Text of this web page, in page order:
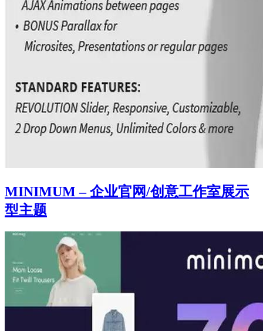
MINIMUM – 企业官网/创意工作室展示
型主题